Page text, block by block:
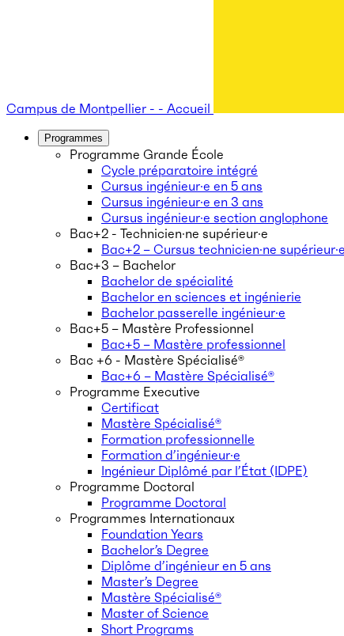
Campus de Montpellier - - Accueil
Programmes
Programme Grande École
Cycle préparatoire intégré
Cursus ingénieur·e en 5 ans
Cursus ingénieur·e en 3 ans
Cursus ingénieur·e section anglophone
Bac+2 - Technicien·ne supérieur·e
Bac+2 – Cursus technicien·ne supérieur·e
Bac+3 – Bachelor
Bachelor de spécialité
Bachelor en sciences et ingénierie
Bachelor passerelle ingénieur·e
Bac+5 – Mastère Professionnel
Bac+5 – Mastère professionnel
Bac +6 - Mastère Spécialisé®
Bac+6 – Mastère Spécialisé®
Programme Executive
Certificat
Mastère Spécialisé®
Formation professionnelle
Formation d’ingénieur·e
Ingénieur Diplômé par l’État (IDPE)
Programme Doctoral
Programme Doctoral
Programmes Internationaux
Foundation Years
Bachelor’s Degree
Diplôme d’ingénieur en 5 ans
Master’s Degree
Mastère Spécialisé®
Master of Science
Short Programs